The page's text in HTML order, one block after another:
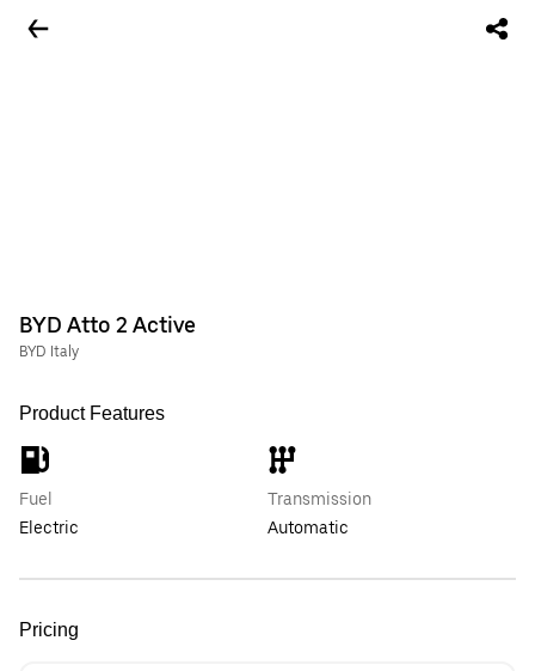
BYD Atto 2 Active
BYD Italy
Product Features
Fuel
Electric
Transmission
Automatic
Pricing